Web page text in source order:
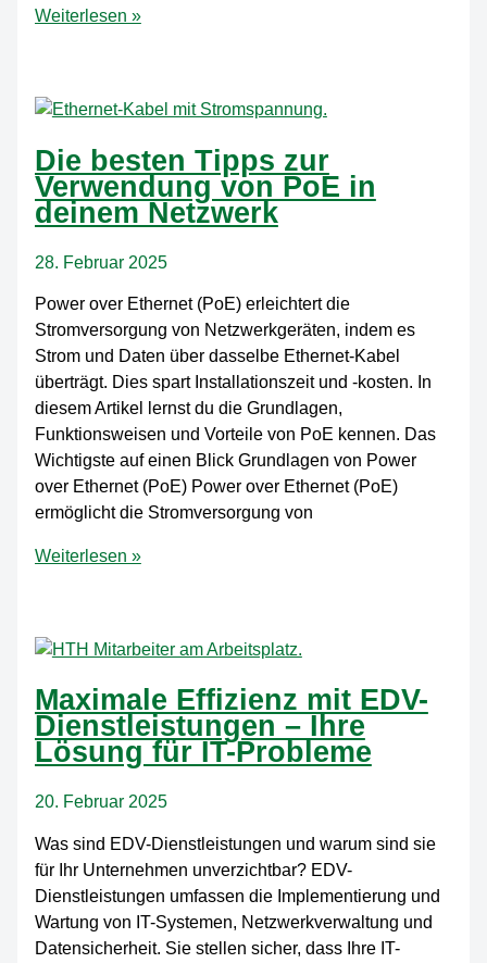
Server
Warum
eine
zuverlässige
Sicherung
entscheidend
für
ist
Weiterlesen »
Die besten Tipps zur
Verwendung von PoE in
deinem Netzwerk
28. Februar 2025
Power over Ethernet (PoE) erleichtert die
Stromversorgung von Netzwerkgeräten, indem es
Strom und Daten über dasselbe Ethernet-Kabel
überträgt. Dies spart Installationszeit und -kosten. In
diesem Artikel lernst du die Grundlagen,
Funktionsweisen und Vorteile von PoE kennen. Das
Wichtigste auf einen Blick Grundlagen von Power
over Ethernet (PoE) Power over Ethernet (PoE)
ermöglicht die Stromversorgung von
Die
zur
Verwendung
von
PoE
in
deinem
Weiterlesen »
Maximale Effizienz mit EDV-
Dienstleistungen – Ihre
Lösung für IT-Probleme
20. Februar 2025
Was sind EDV-Dienstleistungen und warum sind sie
für Ihr Unternehmen unverzichtbar? EDV-
Dienstleistungen umfassen die Implementierung und
Wartung von IT-Systemen, Netzwerkverwaltung und
Datensicherheit. Sie stellen sicher, dass Ihre IT-